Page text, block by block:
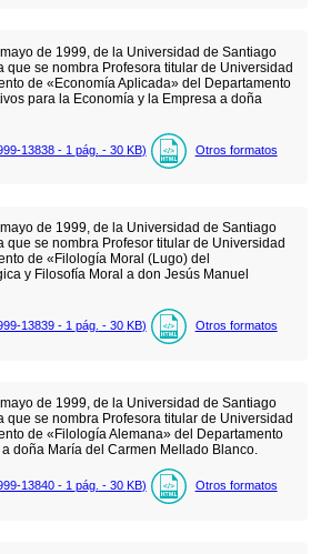
de 1999, de la Universidad de Santiago
que se nombra Profesora titular de Universidad
de «Economía Aplicada» del Departamento
para la Economía y la Empresa a doña
13838 - 1 pág. - 30 KB) Otros formatos
de 1999, de la Universidad de Santiago
que se nombra Profesor titular de Universidad
de «Filología Moral (Lugo) del
y Filosofía Moral a don Jesús Manuel
13839 - 1 pág. - 30 KB) Otros formatos
de 1999, de la Universidad de Santiago
que se nombra Profesora titular de Universidad
de «Filología Alemana» del Departamento
doña María del Carmen Mellado Blanco.
13840 - 1 pág. - 30 KB) Otros formatos